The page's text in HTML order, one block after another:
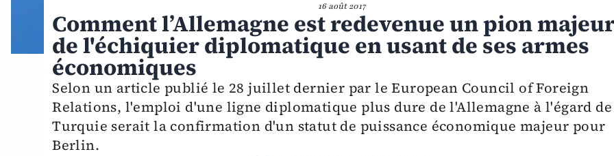
16 août 2017
Comment l’Allemagne est redevenue un pion
de l'échiquier diplomatique en usant de ses armes
économiques
Selon un article publié le 28 juillet dernier par le European Council of Foreign
Relations, l'emploi d'une ligne diplomatique plus dure de l'Allemagne à l'égard
Turquie serait la confirmation d'un statut de puissance économique majeur pour
Berlin.